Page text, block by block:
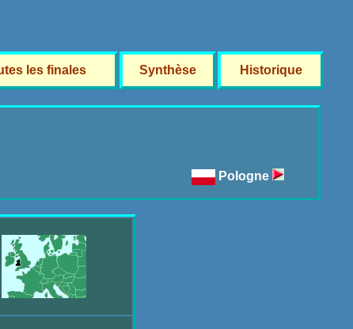
les finales Synthèse Historique
Pologne